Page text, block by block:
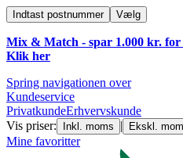
Indtast postnummer Vælg
Mix & Match - spar 1.000 kr.
Klik her
Spring navigationen over
Kundeservice
PrivatkundeErhvervskunde
Vis priser:
Inkl. moms | Ekskl.
Mine favoritter